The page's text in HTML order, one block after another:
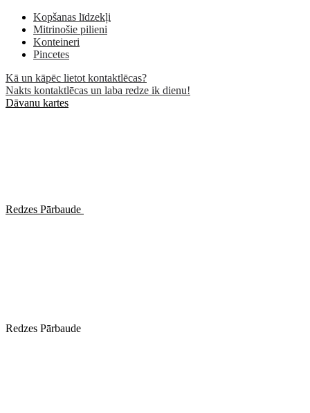
Kopšanas līdzekļi
Mitrinošie pilieni
Konteineri
Pincetes
Kā un kāpēc lietot kontaktlēcas?
Nakts kontaktlēcas un laba redze ik dienu!
Dāvanu kartes
Redzes Pārbaude
Redzes Pārbaude